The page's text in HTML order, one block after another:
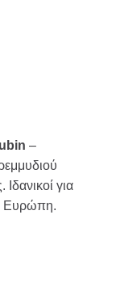
–
για
Ευρώπη.